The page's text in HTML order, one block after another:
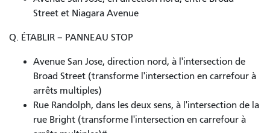
Street et Niagara Avenue
Q. ÉTABLIR – PANNEAU STOP
Avenue San Jose, direction nord, à l'intersection de
Broad Street (transforme l'intersection en carrefour à
arrêts multiples)
Rue Randolph, dans les deux sens, à l'intersection de la
rue Bright (transforme l'intersection en carrefour à